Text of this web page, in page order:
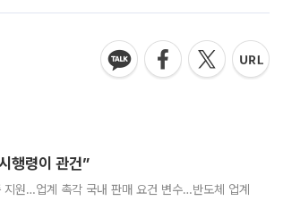
행령이 관건”
원…업계 촉각 국내 판매 요건 변수…반도체 업계